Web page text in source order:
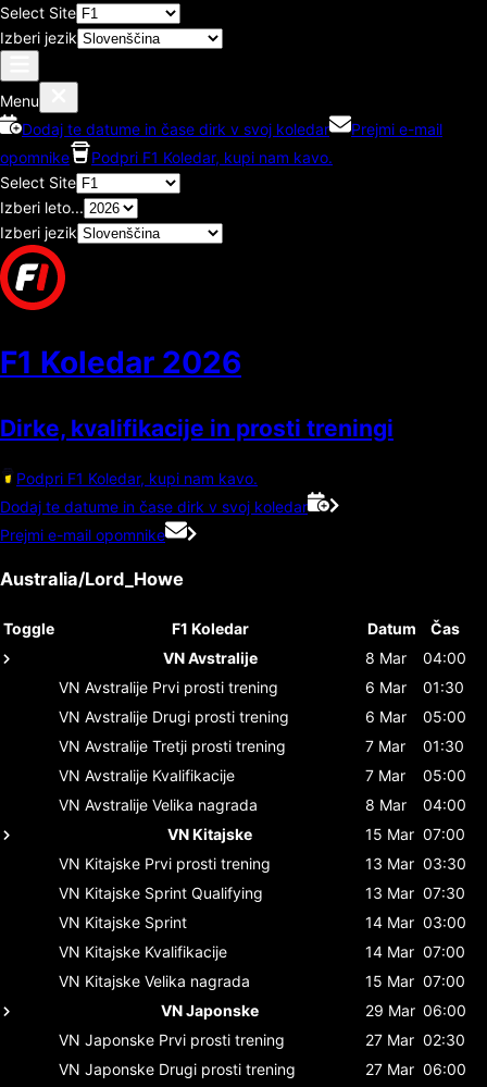
Select Site
Izberi jezik
Menu
Dodaj te datume in čase dirk v svoj koledar
Prejmi e-mail
opomnike
Podpri F1 Koledar, kupi nam kavo.
Select Site
Izberi leto...
Izberi jezik
F1 Koledar 2026
Dirke, kvalifikacije in prosti treningi
Podpri F1 Koledar, kupi nam kavo.
Dodaj te datume in čase dirk v svoj koledar
Prejmi e-mail opomnike
Australia/Lord_Howe
Toggle F1 Koledar Datum
Čas
VN Avstralije
8 Mar
04:00
VN Avstralije Prvi prosti trening 6 Mar
01:30
VN Avstralije Drugi prosti trening 6 Mar
05:00
VN Avstralije Tretji prosti trening 7 Mar
01:30
VN Avstralije Kvalifikacije 7 Mar
05:00
VN Avstralije Velika nagrada 8 Mar
04:00
VN Kitajske
15 Mar 07:00
VN Kitajske Prvi prosti trening 13 Mar 03:30
VN Kitajske Sprint Qualifying 13 Mar 07:30
VN Kitajske Sprint 14 Mar 03:00
VN Kitajske Kvalifikacije 14 Mar 07:00
VN Kitajske Velika nagrada 15 Mar 07:00
VN Japonske
29 Mar 06:00
VN Japonske Prvi prosti trening 27 Mar 02:30
VN Japonske Drugi prosti trening 27 Mar 06:00